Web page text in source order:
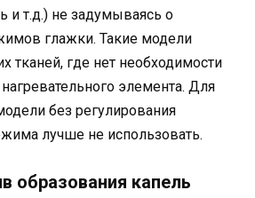
и т.д.) не задумываясь о
глажки. Такие модели
тканей, где нет необходимости
элемента. Для
без регулирования
лучше не использовать.
образования капель